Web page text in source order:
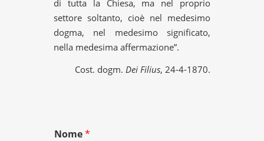
di tutta la Chiesa, ma nel proprio
settore soltanto, cioè nel medesimo
dogma, nel medesimo significato,
nella medesima affermazione”.
Cost. dogm. Dei Filius, 24-4-1870.
Nome*